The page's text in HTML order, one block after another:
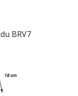
du BRV7